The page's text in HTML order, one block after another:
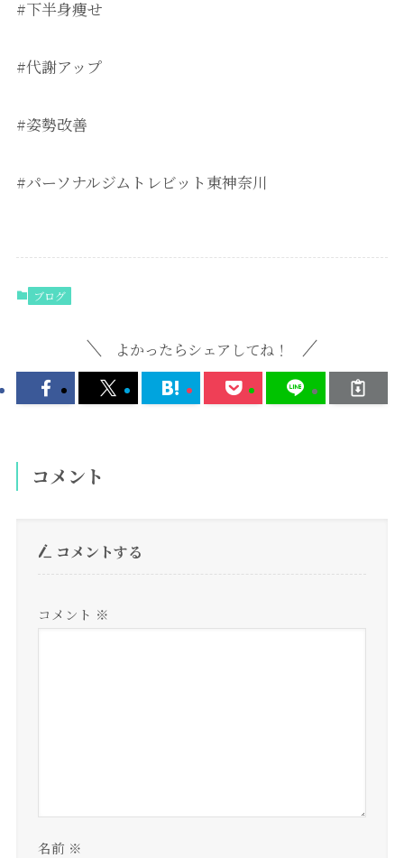
#下半身痩せ
#代謝アップ
#姿勢改善
#パーソナルジムトレビット東神奈川
ブログ
よかったらシェアしてね！
コメント
コメントする
コメント ※
名前 ※